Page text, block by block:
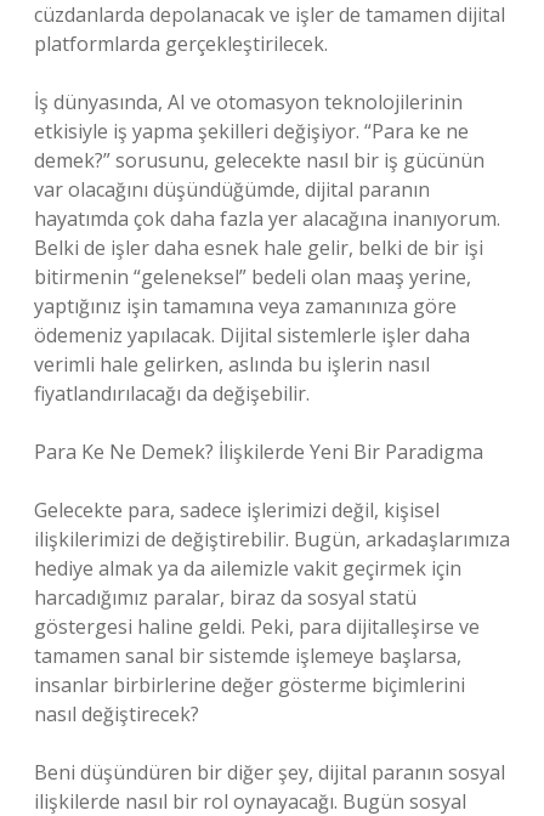
cüzdanlarda depolanacak ve işler de tamamen dijital
platformlarda gerçekleştirilecek.
İş dünyasında, AI ve otomasyon teknolojilerinin
etkisiyle iş yapma şekilleri değişiyor. “Para ke ne
demek?” sorusunu, gelecekte nasıl bir iş gücünün
var olacağını düşündüğümde, dijital paranın
hayatımda çok daha fazla yer alacağına inanıyorum.
Belki de işler daha esnek hale gelir, belki de bir işi
bitirmenin “geleneksel” bedeli olan maaş yerine,
yaptığınız işin tamamına veya zamanınıza göre
ödemeniz yapılacak. Dijital sistemlerle işler daha
verimli hale gelirken, aslında bu işlerin nasıl
fiyatlandırılacağı da değişebilir.
Para Ke Ne Demek? İlişkilerde Yeni Bir Paradigma
Gelecekte para, sadece işlerimizi değil, kişisel
ilişkilerimizi de değiştirebilir. Bugün, arkadaşlarımıza
hediye almak ya da ailemizle vakit geçirmek için
harcadığımız paralar, biraz da sosyal statü
göstergesi haline geldi. Peki, para dijitalleşirse ve
tamamen sanal bir sistemde işlemeye başlarsa,
insanlar birbirlerine değer gösterme biçimlerini
nasıl değiştirecek?
Beni düşündüren bir diğer şey, dijital paranın sosyal
ilişkilerde nasıl bir rol oynayacağı. Bugün sosyal